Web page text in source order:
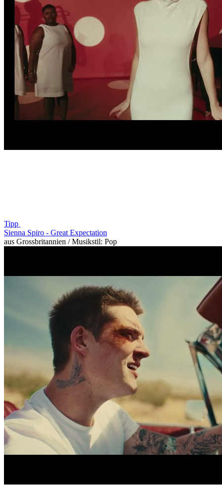
Tipp
Sienna Spiro - Great Expectation
aus Grossbritannien / Musikstil: Pop